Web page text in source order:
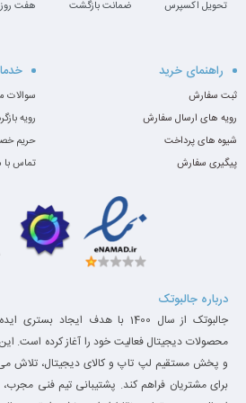
کاربران بتوانند آن را به راحتی و بدون
بدون شک برایتان پیش آمده که بخواهید فیلم
کیفت بالا و در نمایشگر بزرگ تماشا کنید.
همچنین نمایشگر مات این لپ تاپ سبب می
طولانی با این لپ تاپ کار کنند. همچنین به
های نرم و کم صدا، کاربران می توانند به
تحویل اکسپرس ضمانت بازگشت هفت
راهنمای خرید
ثبت سفارش
رویه های ارسال سفارش
شیوه های پرداخت
پیگیری سفارش
سوالات
رویه
حریم
تماس با
درباره جالبوتک
جالبوتک از سال 1400 با هدف
محصولات دیجیتال فعالیت خود را آغاز کرده است.
و پخش مستقیم لپ تاپ و کالای دیجیتال، تلاش
برای مشتریان فراهم کند. پشتیبانی تیم فنی